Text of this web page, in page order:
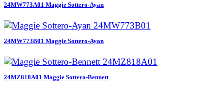
24MW773A01 Maggie Sottero-Ayan
24MW773B01 Maggie Sottero-Ayan
24MZ818A01 Maggie Sottero-Bennett